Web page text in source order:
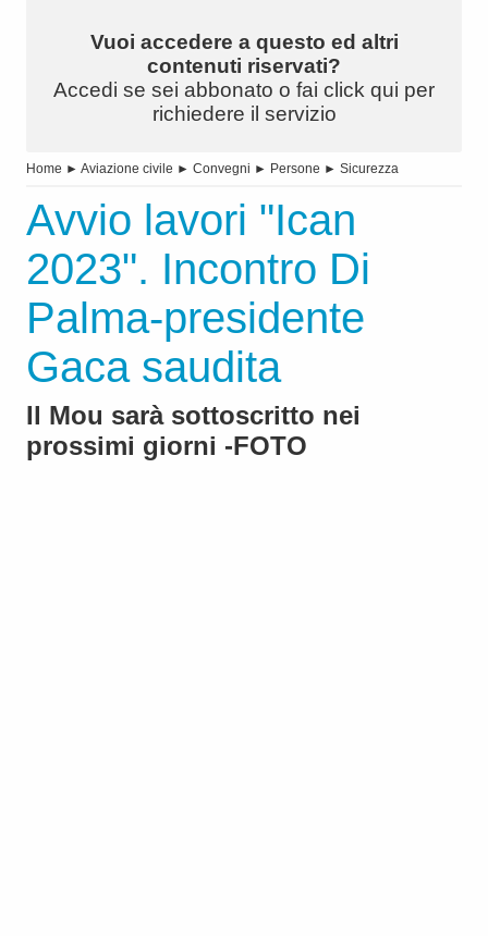
Vuoi accedere a questo ed altri
contenuti riservati?
Accedi se sei abbonato o fai click qui per
richiedere il servizio
Home ► Aviazione civile ► Convegni ► Persone ► Sicurezza
Avvio lavori "Ican
2023". Incontro Di
Palma-presidente
Gaca saudita
Il Mou sarà sottoscritto nei
prossimi giorni -FOTO